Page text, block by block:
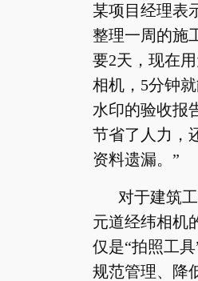
某项目经理表
整理一周的施
要2天，现在
相机，5分钟
水印的验收报
节省了人力，
资料遗漏。”
对于建筑
元道经纬相机
仅是“拍照工
规范管理、降